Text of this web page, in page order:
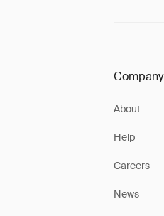
Company
About
Help
Careers
News